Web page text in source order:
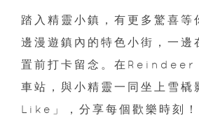
踏入精靈小鎮，有更多驚喜等
邊漫遊鎮內的特色小街，一邊
置前打卡留念。在
車站，與小精靈一同坐上雪橇
Like」，分享每個歡樂時刻！